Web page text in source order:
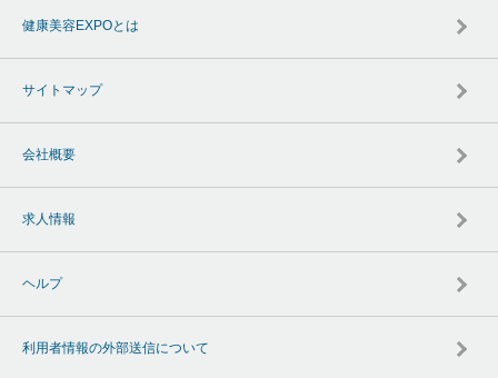
健康美容EXPOとは
サイトマップ
会社概要
求人情報
ヘルプ
利用者情報の外部送信について